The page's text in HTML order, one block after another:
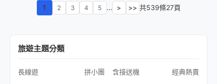
1 2 3 4 5 ... > >> 共539條27頁
旅遊主題分類
長線遊 拼小團 含接送機 經典熱賣